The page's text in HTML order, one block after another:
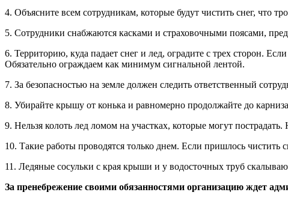
4. Объясните всем сотрудникам, которые будут чистить снег, что
5. Сотрудники снабжаются касками и страховочными поясами,
6. Территорию, куда падает снег и лед, оградите с трех сторон.
Обязательно ограждаем как минимум сигнальной лентой.
7. За безопасностью на земле должен следить ответственный
8. Убирайте крышу от конька и равномерно продолжайте до
9. Нельзя колоть лед ломом на участках, которые могут
10. Такие работы проводятся только днем. Если пришлось чистить
11. Ледяные сосульки с края крыши и у водосточных труб
За пренебрежение своими обязанностями организацию ждет